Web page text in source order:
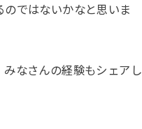
ではないかなと思いま
なさんの経験もシェアし